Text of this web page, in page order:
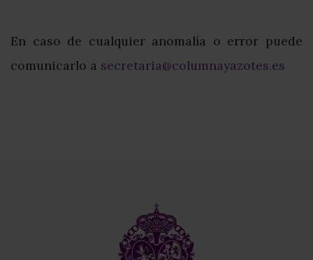
En caso de cualquier anomalía o error puede
comunicarlo a secretaria@columnayazotes.es